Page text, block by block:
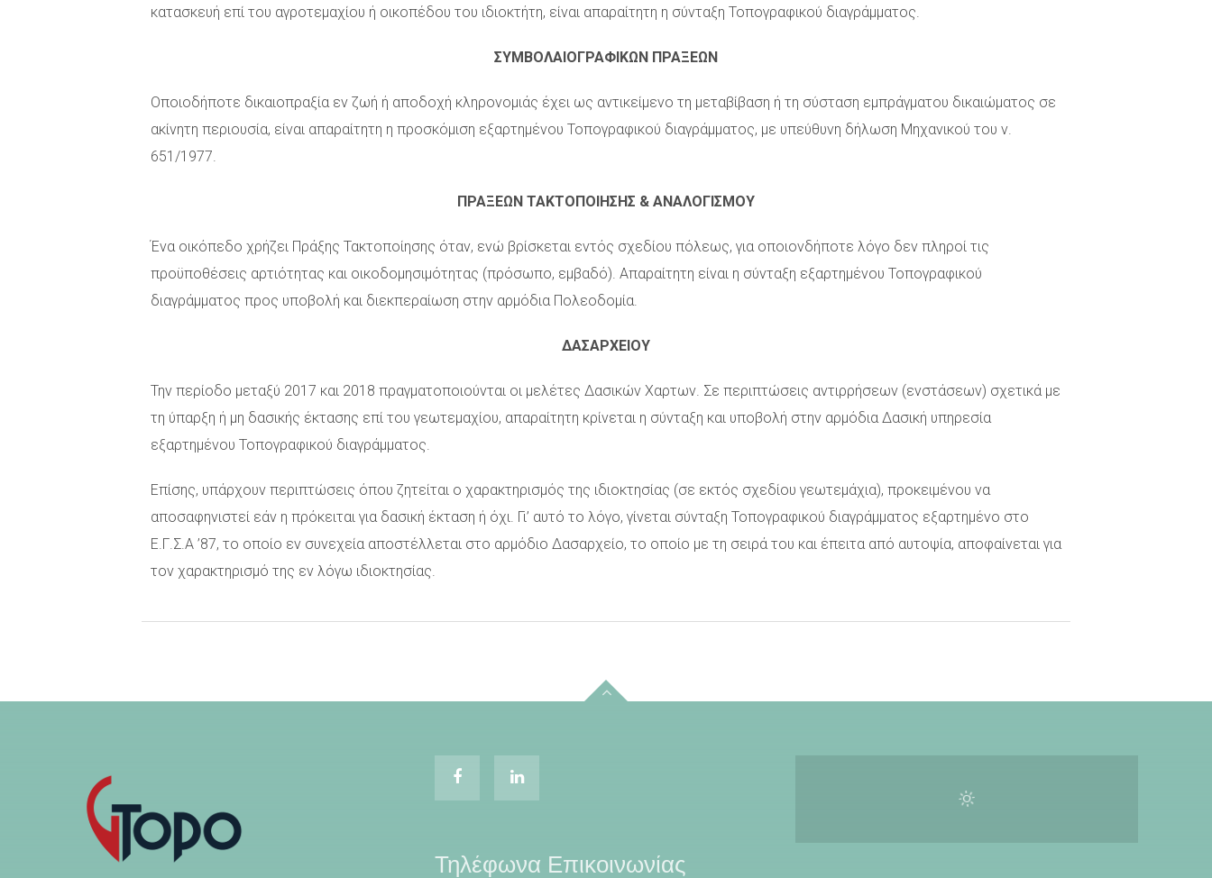
κατασκευή επί του αγροτεμαχίου ή οικοπέδου του ιδιοκτήτη, είναι απαραίτητη η σύνταξη Τοπογραφικού διαγράμματος.
ΣΥΜΒΟΛΑΙΟΓΡΑΦΙΚΩΝ ΠΡΑΞΕΩΝ
Οποιοδήποτε δικαιοπραξία εν ζωή ή αποδοχή κληρονομιάς έχει ως αντικείμενο τη μεταβίβαση ή τη σύσταση εμπράγματου δικαιώματος σε
ακίνητη περιουσία, είναι απαραίτητη η προσκόμιση εξαρτημένου Τοπογραφικού διαγράμματος, με υπεύθυνη δήλωση Μηχανικού του ν.
651/1977.
ΠΡΑΞΕΩΝ ΤΑΚΤΟΠΟΙΗΣΗΣ & ΑΝΑΛΟΓΙΣΜΟΥ
Ένα οικόπεδο χρήζει Πράξης Τακτοποίησης όταν, ενώ βρίσκεται εντός σχεδίου πόλεως, για οποιονδήποτε λόγο δεν πληροί τις
προϋποθέσεις αρτιότητας και οικοδομησιμότητας (πρόσωπο, εμβαδό). Απαραίτητη είναι η σύνταξη εξαρτημένου Τοπογραφικού
διαγράμματος προς υποβολή και διεκπεραίωση στην αρμόδια Πολεοδομία.
ΔΑΣΑΡΧΕΙΟΥ
Την περίοδο μεταξύ 2017 και 2018 πραγματοποιούνται οι μελέτες Δασικών Χαρτων. Σε περιπτώσεις αντιρρήσεων (ενστάσεων) σχετικά με
τη ύπαρξη ή μη δασικής έκτασης επί του γεωτεμαχίου, απαραίτητη κρίνεται η σύνταξη και υποβολή στην αρμόδια Δασική υπηρεσία
εξαρτημένου Τοπογραφικού διαγράμματος.
Επίσης, υπάρχουν περιπτώσεις όπου ζητείται ο χαρακτηρισμός της ιδιοκτησίας (σε εκτός σχεδίου γεωτεμάχια), προκειμένου να
αποσαφηνιστεί εάν η πρόκειται για δασική έκταση ή όχι. Γι’ αυτό το λόγο, γίνεται σύνταξη Τοπογραφικού διαγράμματος εξαρτημένο στο
Ε.Γ.Σ.Α ’87, το οποίο εν συνεχεία αποστέλλεται στο αρμόδιο Δασαρχείο, το οποίο με τη σειρά του και έπειτα από αυτοψία, αποφαίνεται για
τον χαρακτηρισμό της εν λόγω ιδιοκτησίας.
Τηλέφωνα Επικοινωνίας